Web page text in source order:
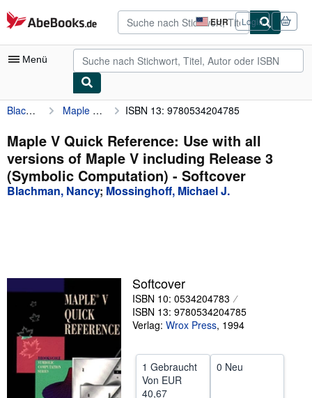
Zum Hauptinhalt
AbeBooks.de EUR
Seite
der
Einkaufseinstellungen.
Login
Menü
Nutzerkonto
Meine Bestellungen
Detailsuche
Sammlungen
Verkäufer werden
Hilfe
SCHLIESSEN
Blachman, Nancy Maple V Quick Reference: Use with all versions of Maple V including Release 3 (Symbolic Computation) ISBN 13: 9780534204785
Maple V Quick Reference: Use with all
versions of Maple V including Release 3
(Symbolic Computation) - Softcover
Blachman, Nancy; Mossinghoff, Michael J.
Softcover
ISBN 10: 0534204783
ISBN 13: 9780534204785
Verlag: Wrox Press, 1994
1 Gebraucht
Von EUR
40,67
0 Neu